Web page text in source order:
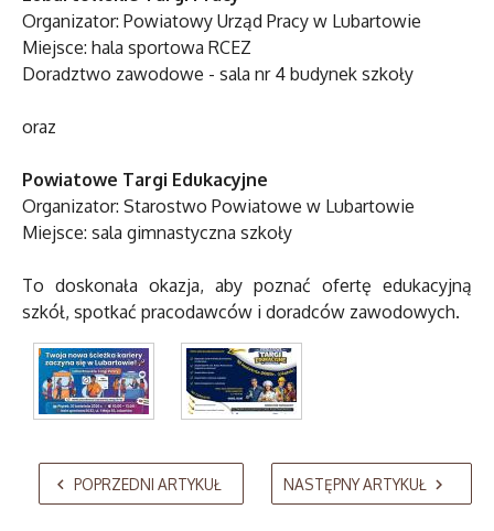
Organizator: Powiatowy Urząd Pracy w Lubartowie
Miejsce: hala sportowa RCEZ
Doradztwo zawodowe - sala nr 4 budynek szkoły
oraz
Powiatowe Targi Edukacyjne
Organizator: Starostwo Powiatowe w Lubartowie
Miejsce: sala gimnastyczna szkoły
To doskonała okazja, aby poznać ofertę edukacyjną
szkół, spotkać pracodawców i doradców zawodowych.
AdmirorGallery 5.2.0, author/sVasiljevski Kekeljevic.
POPRZEDNI ARTYKUŁ NASTĘPNY ARTYKUŁ